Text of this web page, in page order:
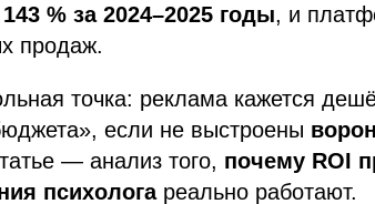
143 % за 2024–2025 годы, и
продаж.
точка: реклама кажется
если не выстроены
— анализ того, почему ROI
психологареально работают.